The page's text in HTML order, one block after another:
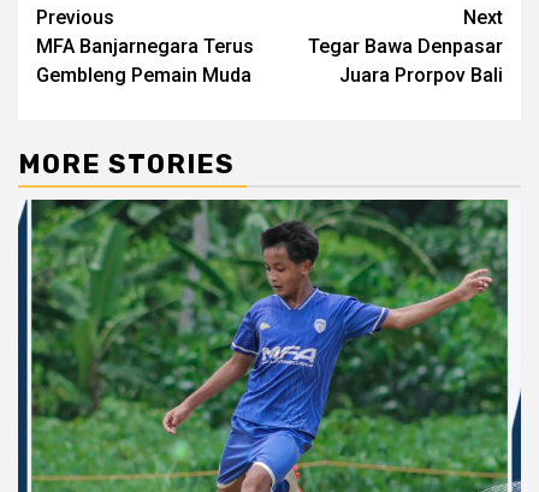
Post
navigation
Previous
MFA Banjarnegara Terus
Gembleng Pemain Muda
Next
Tegar Bawa Denpasar
Juara Prorpov Bali
MORE STORIES